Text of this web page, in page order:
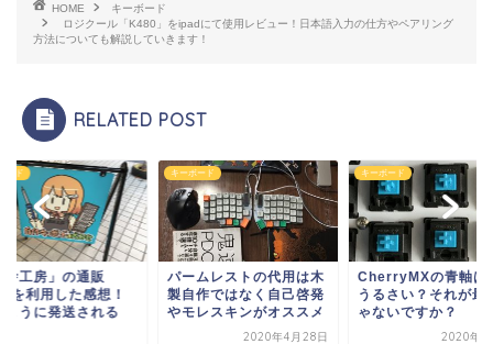
HOME
キーボード
ロジクール「K480」をipadにて使用レビュー！日本語入力の仕方やペアリング
方法についても解説していきます！
RELATED POST
ード
ムレストの代用は木
作ではなく自己啓発
レスキンがオススメ
キーボード
CherryMXの青軸は音が
うるさい？それが最高じ
ゃないですか？
2020年5月9日
キーボード